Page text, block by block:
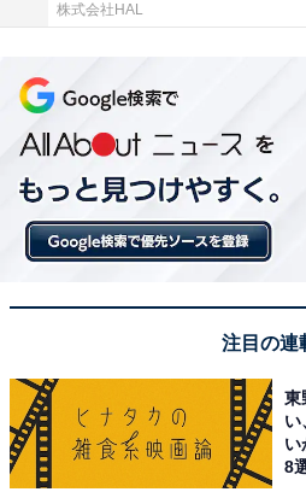
株式会社HAL
注目の連
東
い
い
8